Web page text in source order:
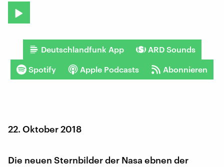
Deutschlandfunk App ARD Sounds
Spotify Apple Podcasts Abonnieren
22. Oktober 2018
Die neuen Sternbilder der Nasa ebnen der